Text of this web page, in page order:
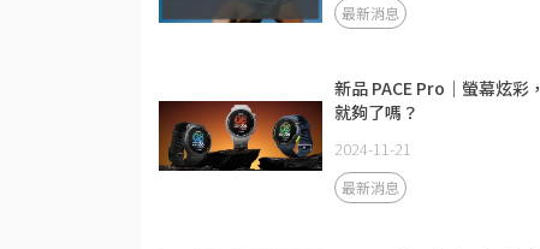
最新消息
新品 PACE Pro｜螢幕炫彩，
就夠了嗎？
2024-11-21
最新消息